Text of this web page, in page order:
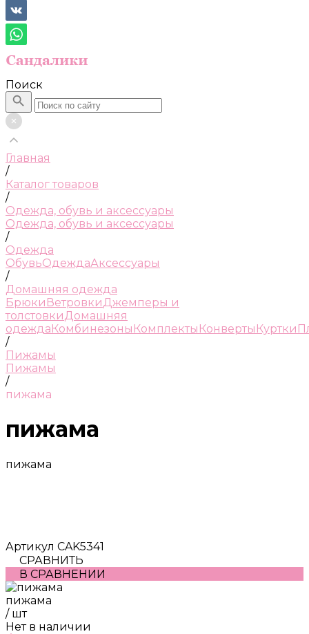
Поиск
Главная
/
Каталог товаров
/
Одежда, обувь и аксессуары
Одежда, обувь и аксессуары
/
Одежда
ОбувьОдеждаАксессуары
/
Домашняя одежда
Брюки ВетровкиДжемперы и
толстовкиДомашняя
одеждаКомбинезоны Комплекты Конверты Куртки
/
Пижамы
Пижамы
/
пижама
пижама
пижама
Артикул CAK5341
СРАВНИТЬ
В СРАВНЕНИИ
пижама
/ шт
Нет в наличии